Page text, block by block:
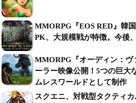
MMORPG『EOS RED』韓
PK、大規模戦が特徴。今後
MMORPG『オーディン：ヴ
ーラー映像公開！5つの巨大
ムレスワールドとして制作
スクエニ、対戦型タクティ